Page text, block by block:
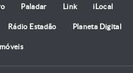
Paladar Link iLocal
Rádio Estadão Planeta Digital